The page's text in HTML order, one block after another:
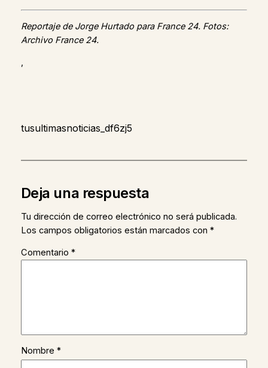
Reportaje de Jorge Hurtado para France 24. Fotos:
Archivo France 24.
,
tusultimasnoticias_df6zj5
Deja una respuesta
Tu dirección de correo electrónico no será publicada.
Los campos obligatorios están marcados con *
Comentario *
Nombre *